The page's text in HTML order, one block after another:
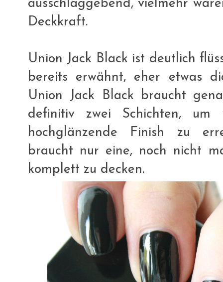
ausschlaggebend, vielmehr
Deckkraft.
Union Jack Black ist deutlich
bereits erwähnt, eher etwas
Union Jack Black braucht
definitiv zwei Schichten,
hochglänzende Finish zu
braucht nur eine, noch nicht
komplett zu decken.